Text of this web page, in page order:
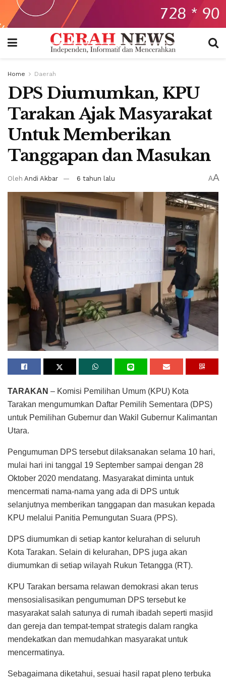
Home Daerah
DPS Diumumkan, KPU
Tarakan Ajak Masyarakat
Untuk Memberikan
Tanggapan dan Masukan
Oleh Andi Akbar 6 tahun lalu AA
TARAKAN – Komisi Pemilihan Umum (KPU) Kota
Tarakan mengumumkan Daftar Pemilih Sementara (DPS)
untuk Pemilihan Gubernur dan Wakil Gubernur Kalimantan
Utara.
Pengumuman DPS tersebut dilaksanakan selama 10 hari,
mulai hari ini tanggal 19 September sampai dengan 28
Oktober 2020 mendatang. Masyarakat diminta untuk
mencermati nama-nama yang ada di DPS untuk
selanjutnya memberikan tanggapan dan masukan kepada
KPU melalui Panitia Pemungutan Suara (PPS).
DPS diumumkan di setiap kantor kelurahan di seluruh
Kota Tarakan. Selain di kelurahan, DPS juga akan
diumumkan di setiap wilayah Rukun Tetangga (RT).
KPU Tarakan bersama relawan demokrasi akan terus
mensosialisasikan pengumuman DPS tersebut ke
masyarakat salah satunya di rumah ibadah seperti masjid
dan gereja dan tempat-tempat strategis dalam rangka
mendekatkan dan memudahkan masyarakat untuk
mencermatinya.
Sebagaimana diketahui, sesuai hasil rapat pleno terbuka